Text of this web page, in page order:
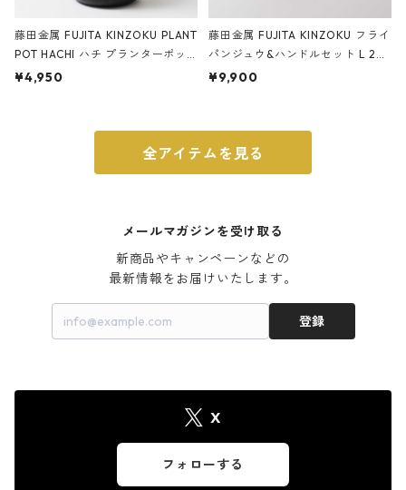
藤田金属 FUJITA KINZOKU PLANT
POT HACHI ハチ プランターポッ
ト 3号 ブラック
¥4,950
藤田金属 FUJITA KINZOKU フライ
パンジュウ&ハンドルセット L 24c
m ガス火・IH対応 鉄フライパン
¥9,900
全アイテムを見る
メールマガジンを受け取る
新商品やキャンペーンなどの
最新情報をお届けいたします。
登録
X
フォローする